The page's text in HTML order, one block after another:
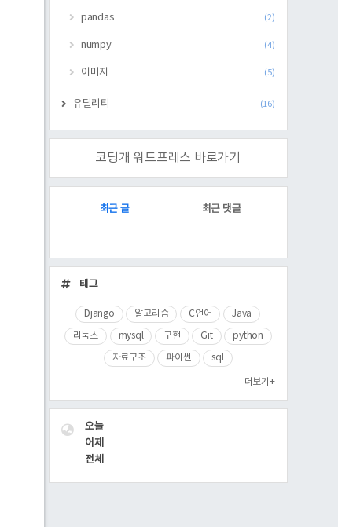
pandas (2)
numpy (4)
이미지 (5)
유틸리티 (16)
코딩개 워드프레스 바로가기
RECENTLY최근 글 최근 댓글
근
글
태그
Django 알고리즘 C언어 Java
리눅스 mysql 구현 Git python
자료구조 파이썬 sql
더보기+
VISITOR오늘
어제
전체